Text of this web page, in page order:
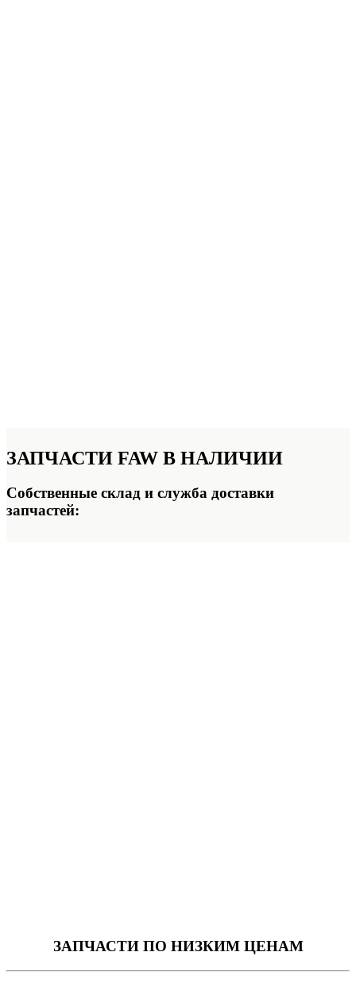
ЗАПЧАСТИ FAW В НАЛИЧИИ
Собственные склад и служба доставки
запчастей:
ЗАПЧАСТИПО НИЗКИМ ЦЕНАМ